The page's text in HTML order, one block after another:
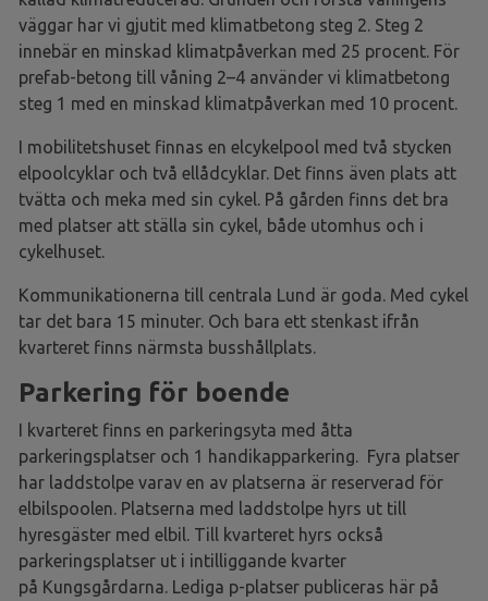
väggar har vi gjutit med klimatbetong steg 2. Steg 2
innebär en minskad klimatpåverkan med 25 procent. För
prefab-betong till våning 2–4 använder vi klimatbetong
steg 1 med en minskad klimatpåverkan med 10 procent.
I mobilitetshuset finnas en elcykelpool med två stycken
elpoolcyklar och två ellådcyklar. Det finns även plats att
tvätta och meka med sin cykel. På gården finns det bra
med platser att ställa sin cykel, både utomhus och i
cykelhuset.
Kommunikationerna till centrala Lund är goda. Med cykel
tar det bara 15 minuter. Och bara ett stenkast ifrån
kvarteret finns närmsta busshållplats.
Parkering för boende
I kvarteret finns en parkeringsyta med åtta
parkeringsplatser och 1 handikapparkering. Fyra platser
har laddstolpe varav en av platserna är reserverad för
elbilspoolen. Platserna med laddstolpe hyrs ut till
hyresgäster med elbil. Till kvarteret hyrs också
parkeringsplatser ut i intilliggande kvarter
på Kungsgårdarna. Lediga p-platser publiceras här på